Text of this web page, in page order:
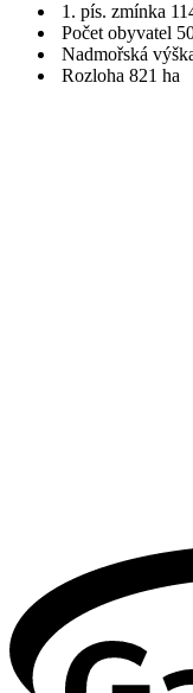
1. pís. zmínka
Počet obyvatel
Nadmořská
Rozloha 821 ha